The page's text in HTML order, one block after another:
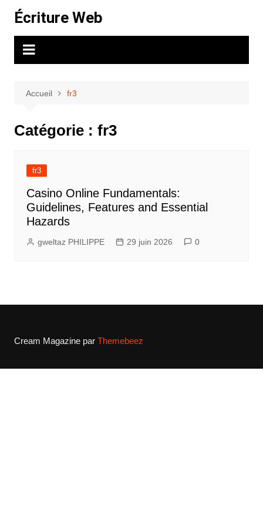
contenu
Écriture Web
Accueil fr3
Catégorie : fr3
fr3
Casino Online Fundamentals:
Guidelines, Features and Essential
Hazards
gweltaz PHILIPPE 29 juin 2026 0
Cream Magazine par Themebeez